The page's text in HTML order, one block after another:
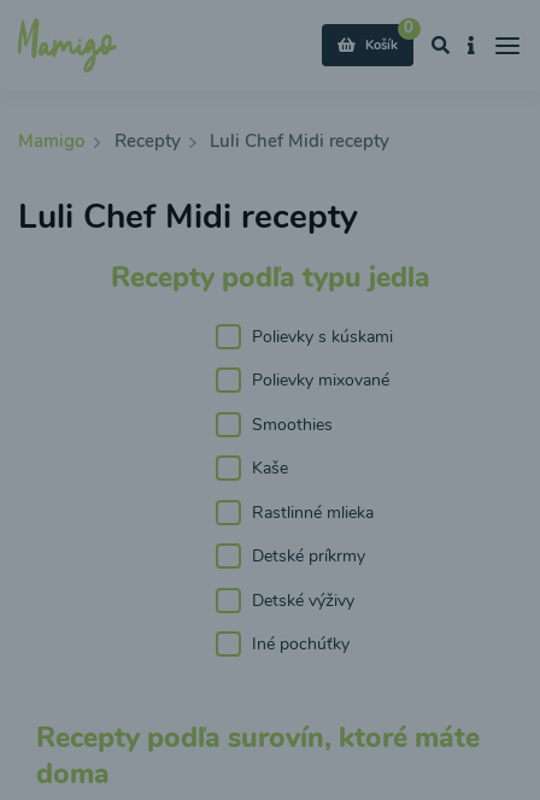
0
Košík
Mamigo Recepty Luli Chef Midi recepty
Luli Chef Midi recepty
Recepty podľa typu jedla
Polievky s kúskami
Polievky mixované
Smoothies
Kaše
Rastlinné mlieka
Detské príkrmy
Detské výživy
Iné pochúťky
Recepty podľa surovín, ktoré máte
doma